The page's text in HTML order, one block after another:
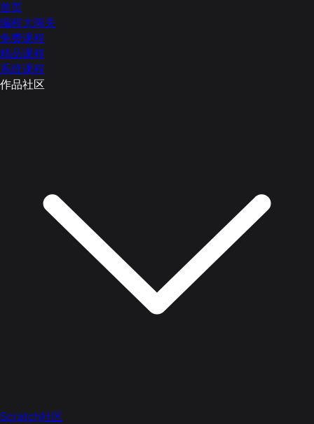
首页
编程大闯关
免费课程
精品课程
系统课程
作品社区
Scratch社区